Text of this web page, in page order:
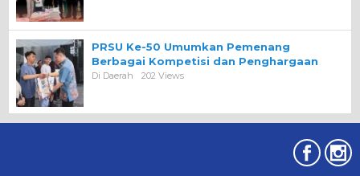
PRSU Ke-50 Umumkan Pemenang
Berbagai Kompetisi dan Penghargaan
Di Daerah 202 Views